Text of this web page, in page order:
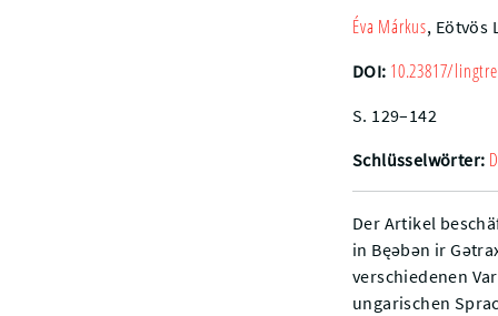
Éva Márkus, Eötvös
DOI: 10.23817/
S. 129–142
Schlüsselwörter:
Der Artikel
in Bęəbən ir
verschiedenen
ungarischen